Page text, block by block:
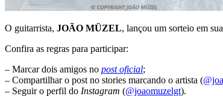
O guitarrista, JOÃO MÜZEL, lançou um sorteio em
Confira as regras para participar:
– Marcar dois amigos no post oficial;
– Compartilhar o post no stories marcando o artista (
– Seguir o perfil do Instagram (@joaomuzelgt).